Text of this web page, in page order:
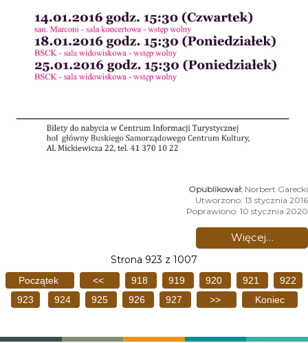
Norbert Garecki
Utworzono: 13 stycznia 2016
Poprawiono: 10 stycznia 2020
Więcej…
Strona 923 z 1007
Początek << 918 919 920 921
922
923
924 925 926 927 >> Koniec